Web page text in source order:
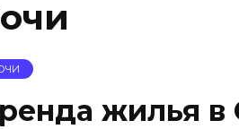
жилья в